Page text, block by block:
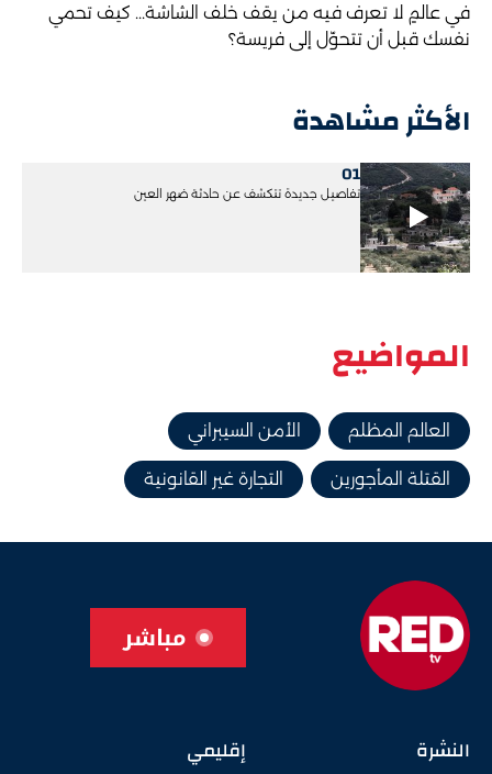
الأكثر مشاهدة
01
تفاصيل جديدة تتكشف عن حادثة ضهر العين
في عالمٍ لا تعرف فيه من يقف خلف الشاشة... كيف تحمي
نفسك قبل أن تتحوّل إلى فريسة؟
المواضيع
العالم المظلم الأمن السيبراني
القتلة المأجورين التجارة غير القانونية
مباشر
النشرة
إقليمي